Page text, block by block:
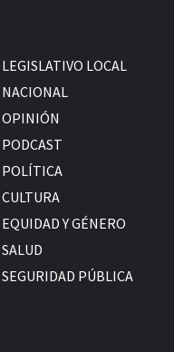
LEGISLATIVO LOCAL
NACIONAL
OPINIÓN
PODCAST
POLÍTICA
CULTURA
EQUIDAD Y GÉNERO
SALUD
SEGURIDAD PÚBLICA